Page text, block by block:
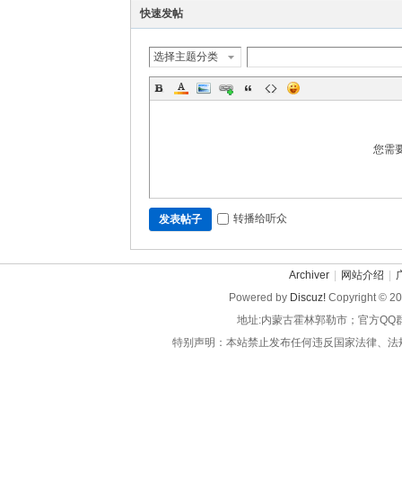
快速发帖
选择主题分类
您需
发表帖子 转播给听众
Archiver 网站介绍
Powered by Discuz! Copyright ©
地址:内蒙古霍林郭勒市；官方QQ
特别声明：本站禁止发布任何违反国家法律、